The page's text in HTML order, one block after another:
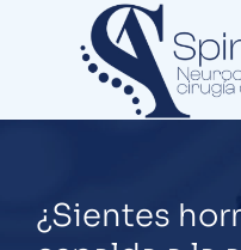
¿Sientes